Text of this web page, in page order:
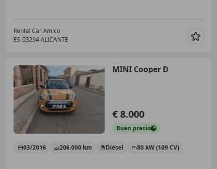
Rental Car Amico
ES-03294 ALICANTE
MINI Cooper D
€ 8.000
Buen precio
03/2016 206.000 km Diésel 80 kW (109 CV)